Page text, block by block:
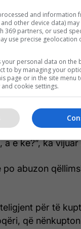
e tyre në afera
ajo.
familjen, gruan
vajza jote
Kosovë i kanë
kur ti i shpallje
dhimbjen
e ke?”, ka vijuar
po abuzon
për të
që
and information
other device data)
369 partners, or used
use precise geolocation
personal data on the
to by managing your
page or in the site menu
cookie settings.